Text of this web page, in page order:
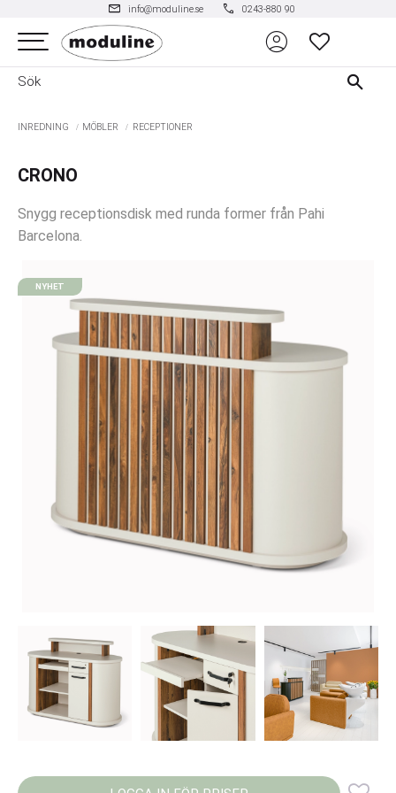
Meny
mail info@moduline.se phone 0243-880 90
account_circle FAVORITER
INREDNING MÖBLER RECEPTIONER
CRONO
Snygg receptionsdisk med runda former från Pahi
Barcelona.
NYHET